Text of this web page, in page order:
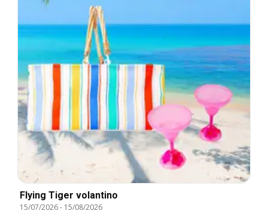
Flying Tiger volantino
15/07/2026- 15/08/2026